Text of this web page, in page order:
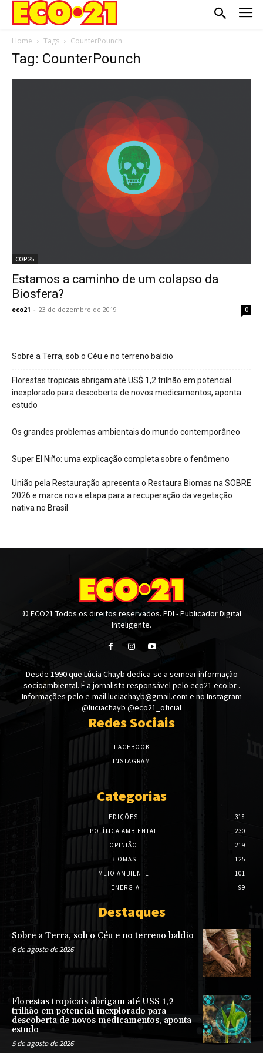
Home Tags CounterPounch
Tag: CounterPounch
COP25
Estamos a caminho de um colapso da
Biosfera?
eco21 - 23 de dezembro de 2019 0
Sobre a Terra, sob o Céu e no terreno baldio
Florestas tropicais abrigam até US$ 1,2 trilhão em potencial
inexplorado para descoberta de novos medicamentos, aponta
estudo
Os grandes problemas ambientais do mundo contemporâneo
Super El Niño: uma explicação completa sobre o fenômeno
União pela Restauração apresenta o Restaura Biomas na SOBRE
2026 e marca nova etapa para a recuperação da vegetação
nativa no Brasil
© ECO21 Todos os direitos reservados. PDI - Publicador Digital
Inteligente.
Desde 1990 que Lúcia Chayb dedica-se a semear informação
socioambiental. É a jornalista responsável pelo eco21.eco.br .
Informações pelo e-mail luciachayb@gmail.com e no Instagram
@luciachayb @eco21_oficial
Redes Sociais
FACEBOOK
INSTAGRAM
Categorias
EDIÇÕES
318
POLÍTICA AMBIENTAL
230
OPINIÃO
219
BIOMAS
125
MEIO AMBIENTE
101
ENERGIA
99
Destaques
Sobre a Terra, sob o Céu e no terreno baldio
6 de agosto de 2026
Florestas tropicais abrigam até US$ 1,2
trilhão em potencial inexplorado para
descoberta de novos medicamentos, aponta
estudo
5 de agosto de 2026